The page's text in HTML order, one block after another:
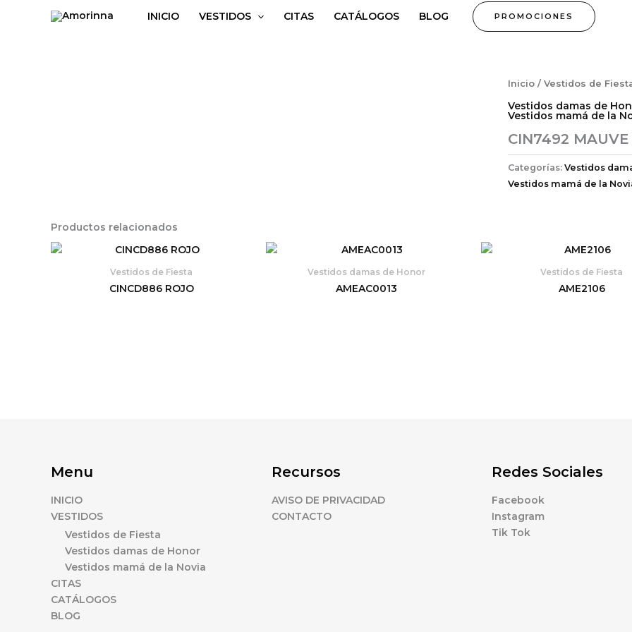
INICIO VESTIDOS CITAS CATÁLOGOS BLOG PROMOCIONES
Inicio / Vestidos de
Vestidos damas de
Vestidos mamá de la
CIN7492 MAUVE
Categorías: Vestidos
Vestidos mamá de la
Productos relacionados
Vestidos de Fiesta
CINCD886 ROJO
Vestidos damas de Honor
AMEAC0013
Vestidos de Fiesta
AME2106
Menu
INICIO
VESTIDOS
Vestidos de Fiesta
Vestidos damas de Honor
Vestidos mamá de la Novia
CITAS
CATÁLOGOS
BLOG
Recursos
AVISO DE PRIVACIDAD
CONTACTO
Redes Sociales
Facebook
Instagram
Tik Tok